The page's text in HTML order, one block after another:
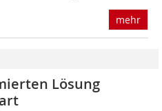
mehr
Lösung